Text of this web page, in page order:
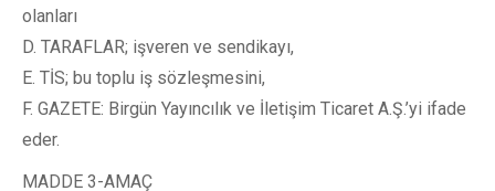
olanları
D. TARAFLAR; işveren ve sendikayı,
E. TİS; bu toplu iş sözleşmesini,
F. GAZETE: Birgün Yayıncılık ve İletişim Ticaret A.Ş.’yi ifade
eder.
MADDE 3-AMAÇ